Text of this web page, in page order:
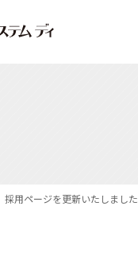
採用ページを更新いたしました